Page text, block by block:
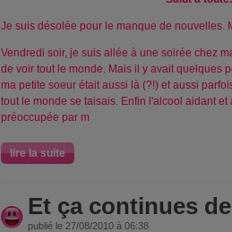
Je suis désolée pour le manque de nouvelles.
Vendredi soir, je suis allée à une soirée chez
de voir tout le monde. Mais il y avait quelques
ma petite soeur était aussi là (?!) et aussi
tout le monde se taisais. Enfin l'alcool aidant
préoccupée par m
lire la suite
Et ça continues
publié le 27/08/2010 à 06:38